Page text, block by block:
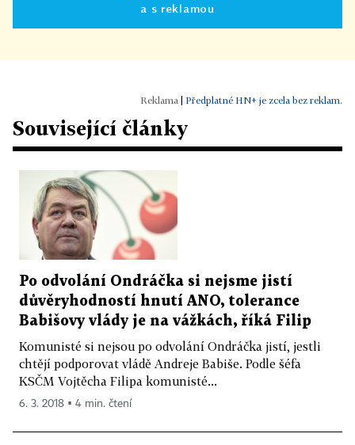
a s reklamou
Předplatné HN+ je zcela bez reklam.
Související články
Po odvolání Ondráčka si nejsme jistí
důvěryhodností hnutí ANO, tolerance
Babišovy vlády je na vážkách, říká Filip
Komunisté si nejsou po odvolání Ondráčka jistí, jestli
chtějí podporovat vládě Andreje Babiše. Podle šéfa
KSČM Vojtěcha Filipa komunisté...
6. 3. 2018 ▪ 4 min. čtení